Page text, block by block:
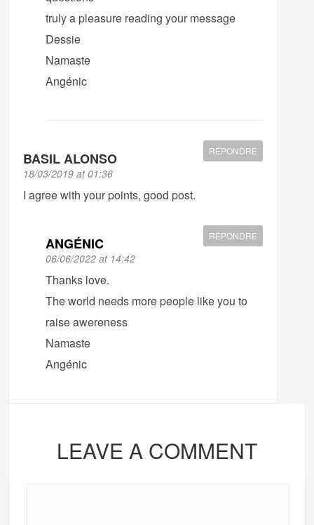
truly a pleasure reading your message
Dessie
Namaste
Angénic
BASIL ALONSO
18/03/2019 at 01:36
RÉPONDRE
I agree with your points, good post.
ANGÉNIC
06/06/2022 at 14:42
RÉPONDRE
Thanks love.
The world needs more people like you to
raise awereness
Namaste
Angénic
LEAVE A COMMENT